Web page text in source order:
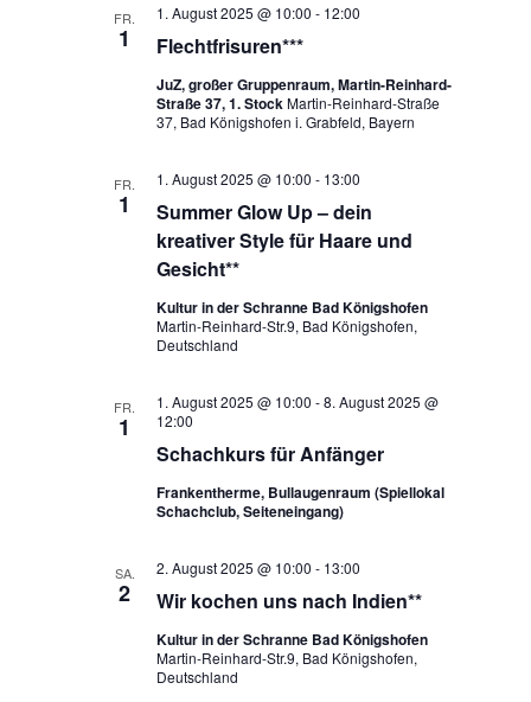
FR.
1 Flechtfrisuren***
1. August 2025 @ 10:00 - 12:00
JuZ, großer Gruppenraum, Martin-Reinhard-
Straße 37, 1. StockMartin-Reinhard-Straße
37, Bad Königshofen i. Grabfeld, Bayern
FR.
1
Summer Glow Up – dein
kreativer Style für Haare und
Gesicht**
1. August 2025 @ 10:00 - 13:00
Kultur in der Schranne Bad Königshofen
Martin-Reinhard-Str.9, Bad Königshofen,
Deutschland
FR.
1
Schachkurs für Anfänger
1. August 2025 @ 10:00 -8. August 2025 @
12:00
Frankentherme, Bullaugenraum (Spiellokal
Schachclub, Seiteneingang)
SA.
2 Wir kochen uns nach Indien**
2. August 2025 @ 10:00 - 13:00
Kultur in der Schranne Bad Königshofen
Martin-Reinhard-Str.9, Bad Königshofen,
Deutschland